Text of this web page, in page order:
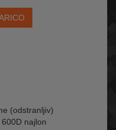
(odstranljiv)
najlon